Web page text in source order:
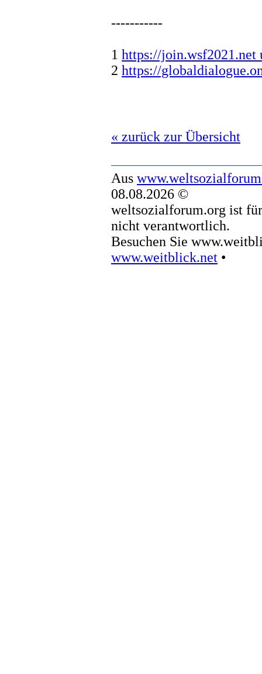
-----------
1 https://join.wsf2021.net
2 https://
« zurück zur Übersicht
Aus
08.08.2026 ©
weltsozialforum.org ist
nicht verantwortlich.
Besuchen Sie
www.weitblick.net •